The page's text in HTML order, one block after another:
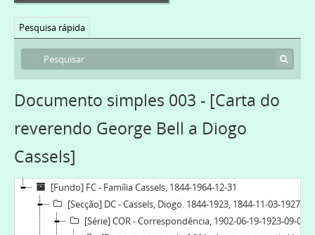
Pesquisa rápida
Documento simples 003 - [Carta do
reverendo George Bell a Diogo
Cassels]
[Fundo] FC - Família Cassels, 1844-1964-12-31
[Secção] DC - Cassels, Diogo. 1844-1923, 1844-11-03-1927-08-22
[Série] COR - Correspondência, 1902-06-19-1923-09-07